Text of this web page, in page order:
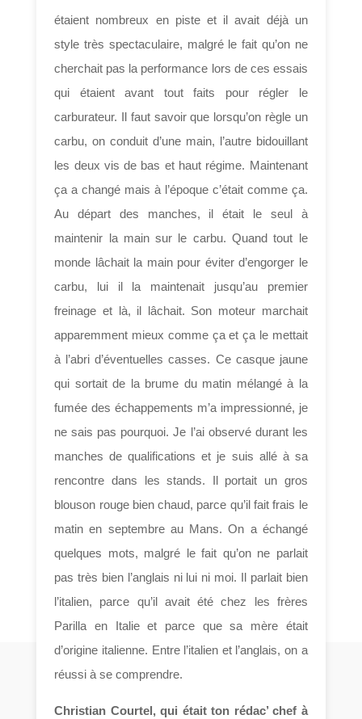
étaient nombreux en piste et il avait déjà un
style très spectaculaire, malgré le fait qu’on ne
cherchait pas la performance lors de ces essais
qui étaient avant tout faits pour régler le
carburateur. Il faut savoir que lorsqu’on règle un
carbu, on conduit d’une main, l’autre bidouillant
les deux vis de bas et haut régime. Maintenant
ça a changé mais à l’époque c’était comme ça.
Au départ des manches, il était le seul à
maintenir la main sur le carbu. Quand tout le
monde lâchait la main pour éviter d’engorger le
carbu, lui il la maintenait jusqu’au premier
freinage et là, il lâchait. Son moteur marchait
apparemment mieux comme ça et ça le mettait
à l’abri d’éventuelles casses. Ce casque jaune
qui sortait de la brume du matin mélangé à la
fumée des échappements m’a impressionné, je
ne sais pas pourquoi. Je l’ai observé durant les
manches de qualifications et je suis allé à sa
rencontre dans les stands. Il portait un gros
blouson rouge bien chaud, parce qu’il fait frais le
matin en septembre au Mans. On a échangé
quelques mots, malgré le fait qu’on ne parlait
pas très bien l’anglais ni lui ni moi. Il parlait bien
l’italien, parce qu’il avait été chez les frères
Parilla en Italie et parce que sa mère était
d’origine italienne. Entre l’italien et l’anglais, on a
réussi à se comprendre.
Christian Courtel, qui était ton rédac’ chef à